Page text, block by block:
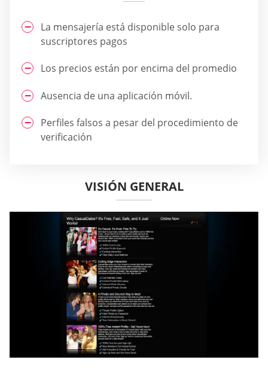
La mensajería está disponible solo para
suscriptores pagos
Los precios están por encima del promedio
Ausencia de una aplicación móvil.
Perfiles falsos a pesar del procedimiento de
verificación
VISIÓN GENERAL